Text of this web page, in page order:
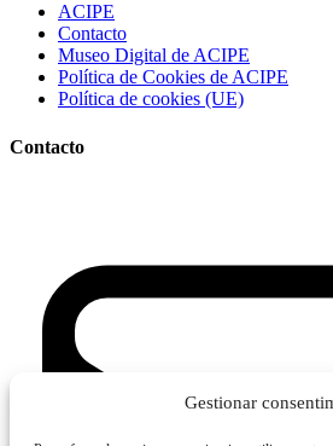
Gestionar
ACIPE
Contacto
Museo Digital de ACIPE
Política de Cookies de ACIPE
Política de cookies (UE)
Contacto